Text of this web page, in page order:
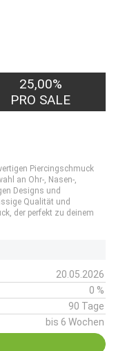
25,00%
PRO SALE
Piercingschmuck
an Ohr-, Nasen-,
Designs und
Qualität und
der perfekt zu deinem
20.05.2026
0 %
90 Tage
bis 6 Wochen